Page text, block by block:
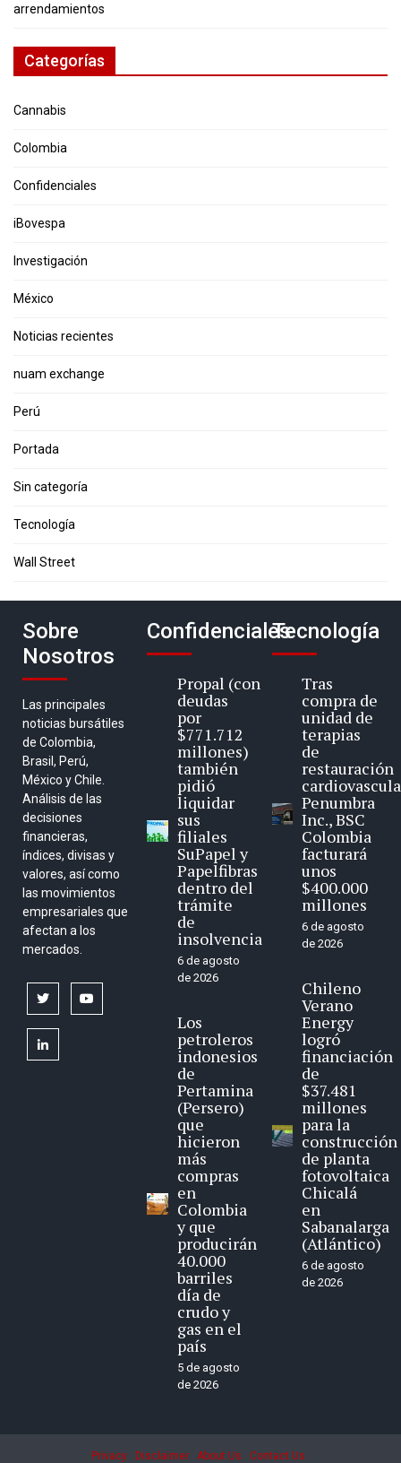
arrendamientos
Categorías
Cannabis
Colombia
Confidenciales
iBovespa
Investigación
México
Noticias recientes
nuam exchange
Perú
Portada
Sin categoría
Tecnología
Wall Street
Sobre
Nosotros
Las principales
noticias bursátiles
de Colombia,
Brasil, Perú,
México y Chile.
Análisis de las
decisiones
financieras,
índices, divisas y
valores, así como
las movimientos
empresariales que
afectan a los
mercados.
twitter
linkedin
Confidenciales
Propal (con
deudas
por
$771.712
millones)
también
pidió
liquidar
sus
filiales
SuPapel y
Papelfibras
dentro del
trámite
de
insolvencia
6 de agosto
de 2026
Los
petroleros
indonesios
de
Pertamina
(Persero)
que
hicieron
más
compras
en
Colombia
y que
producirán
40.000
barriles
día de
crudo y
gas en el
país
5 de agosto
de 2026
Tecnología
Tras
compra de
unidad de
terapias
de
restauración
Penumbra
Inc., BSC
Colombia
facturará
unos
$400.000
millones
6 de agosto
de 2026
Chileno
Verano
Energy
logró
financiación
de
$37.481
millones
para la
construcción
de planta
fotovoltaica
Chicalá
en
Sabanalarga
(Atlántico)
6 de agosto
de 2026
Privacy Disclaimer About Us Contact Us